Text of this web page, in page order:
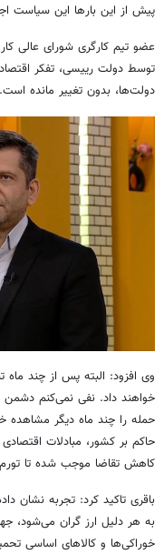
پیش از این بارها این سیاست
توسط دولت رییسی، تفکر
دولت‌ها، بدون تغییر مانده است.
وی افزود: البته پس از چند
خواهند داد. نفی نمی‌کنم دشمن
حمله را چند ماه دیگر مشاهده
حاکم بر کشور، مبادلات
کاهش تقاضا موجب شده تا تورم
باقری تاکید کرد: تجربه نشان
به هر دلیل ارز گران می‌شود،
خوراکی‌ها و کالاهای اساسی